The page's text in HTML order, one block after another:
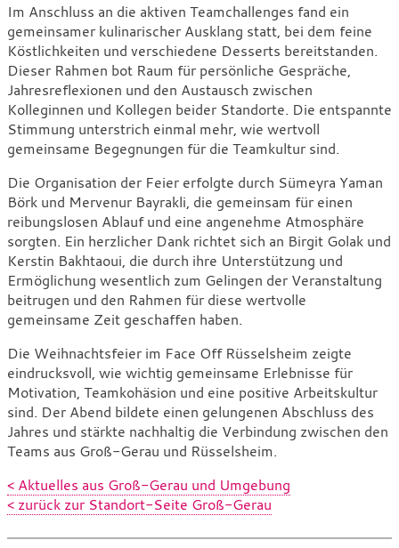
Im Anschluss an die aktiven Teamchallenges fand ein
gemeinsamer kulinarischer Ausklang statt, bei dem feine
Köstlichkeiten und verschiedene Desserts bereitstanden.
Dieser Rahmen bot Raum für persönliche Gespräche,
Jahresreflexionen und den Austausch zwischen
Kolleginnen und Kollegen beider Standorte. Die entspannte
Stimmung unterstrich einmal mehr, wie wertvoll
gemeinsame Begegnungen für die Teamkultur sind.
Die Organisation der Feier erfolgte durch Sümeyra Yaman
Börk und Mervenur Bayrakli, die gemeinsam für einen
reibungslosen Ablauf und eine angenehme Atmosphäre
sorgten. Ein herzlicher Dank richtet sich an Birgit Golak und
Kerstin Bakhtaoui, die durch ihre Unterstützung und
Ermöglichung wesentlich zum Gelingen der Veranstaltung
beitrugen und den Rahmen für diese wertvolle
gemeinsame Zeit geschaffen haben.
Die Weihnachtsfeier im Face Off Rüsselsheim zeigte
eindrucksvoll, wie wichtig gemeinsame Erlebnisse für
Motivation, Teamkohäsion und eine positive Arbeitskultur
sind. Der Abend bildete einen gelungenen Abschluss des
Jahres und stärkte nachhaltig die Verbindung zwischen den
Teams aus Groß-Gerau und Rüsselsheim.
< Aktuelles aus Groß-Gerau und Umgebung
< zurück zur Standort-Seite Groß-Gerau